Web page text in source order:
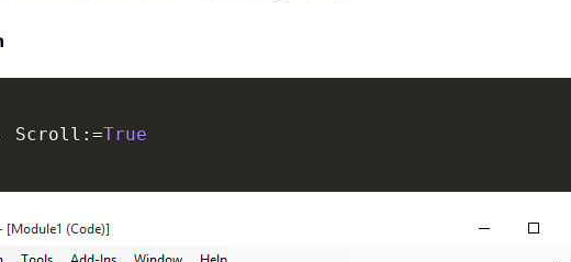
Scroll : =True